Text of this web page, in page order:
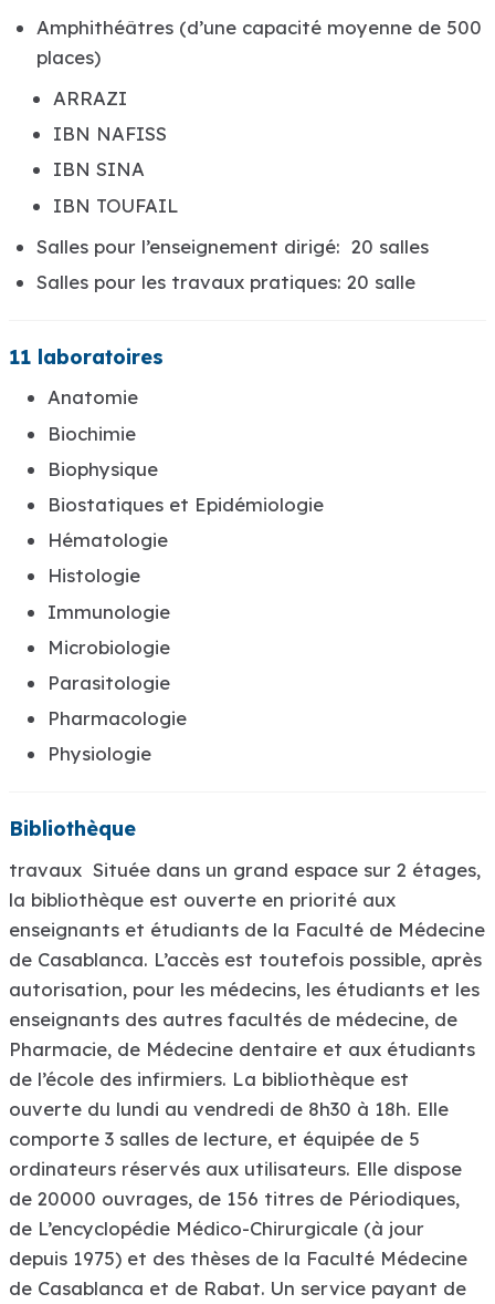
Amphithéâtres (d’une capacité moyenne de 500
places)
ARRAZI
IBN NAFISS
IBN SINA
IBN TOUFAIL
Salles pour l’enseignement dirigé: 20 salles
Salles pour les travaux pratiques: 20 salle
11 laboratoires
Anatomie
Biochimie
Biophysique
Biostatiques et Epidémiologie
Hématologie
Histologie
Immunologie
Microbiologie
Parasitologie
Pharmacologie
Physiologie
Bibliothèque
travaux Située dans un grand espace sur 2 étages,
la bibliothèque est ouverte en priorité aux
enseignants et étudiants de la Faculté de Médecine
de Casablanca. L’accès est toutefois possible, après
autorisation, pour les médecins, les étudiants et les
enseignants des autres facultés de médecine, de
Pharmacie, de Médecine dentaire et aux étudiants
de l’école des infirmiers. La bibliothèque est
ouverte du lundi au vendredi de 8h30 à 18h. Elle
comporte 3 salles de lecture, et équipée de 5
ordinateurs réservés aux utilisateurs. Elle dispose
de 20000 ouvrages, de 156 titres de Périodiques,
de L’encyclopédie Médico-Chirurgicale (à jour
depuis 1975) et des thèses de la Faculté Médecine
de Casablanca et de Rabat. Un service payant de